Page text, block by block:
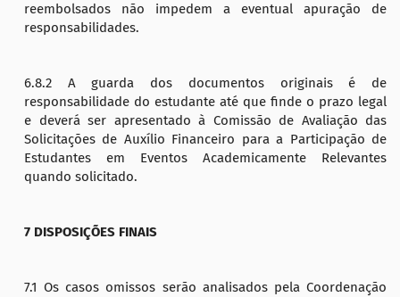
reembolsados não impedem a eventual apuração de
responsabilidades.
6.8.2 A guarda dos documentos originais é de
responsabilidade do estudante até que finde o prazo legal
e deverá ser apresentado à Comissão de Avaliação das
Solicitações de Auxílio Financeiro para a Participação de
Estudantes em Eventos Academicamente Relevantes
quando solicitado.
7 DISPOSIÇÕES FINAIS
7.1 Os casos omissos serão analisados pela Coordenação